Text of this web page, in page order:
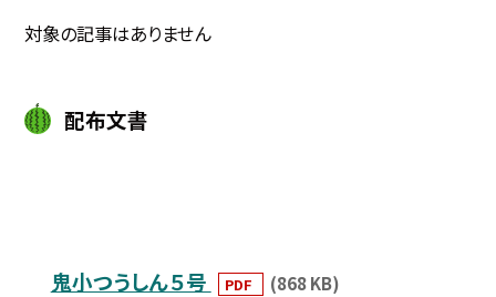
対象の記事はありません
配布文書
鬼小つうしん５号 PDF (868 KB)